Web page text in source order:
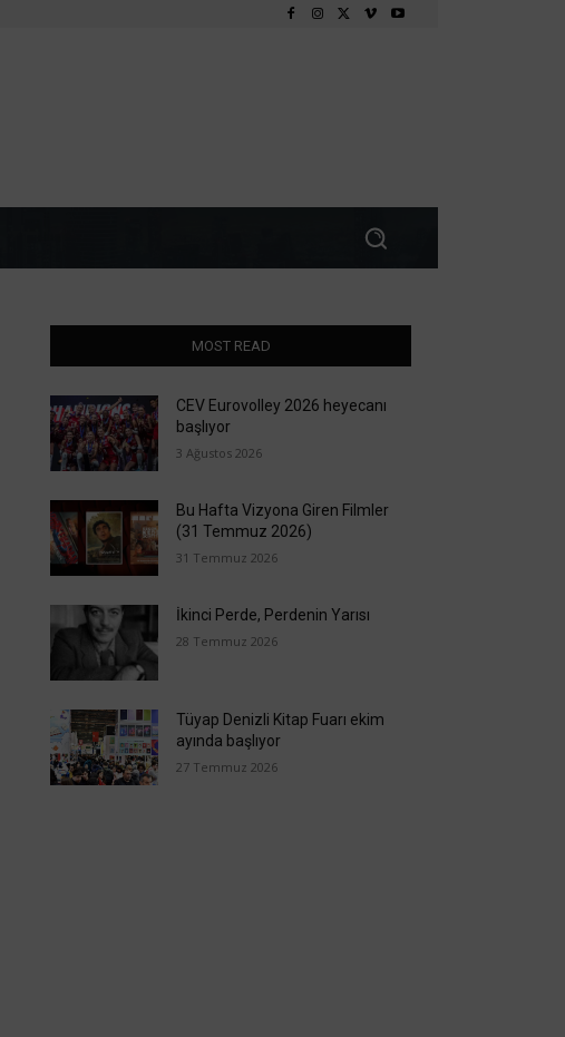
MOST READ
CEV Eurovolley 2026 heyecanı
başlıyor
3 Ağustos 2026
Bu Hafta Vizyona Giren Filmler
(31 Temmuz 2026)
31 Temmuz 2026
İkinci Perde, Perdenin Yarısı
28 Temmuz 2026
Tüyap Denizli Kitap Fuarı ekim
ayında başlıyor
27 Temmuz 2026